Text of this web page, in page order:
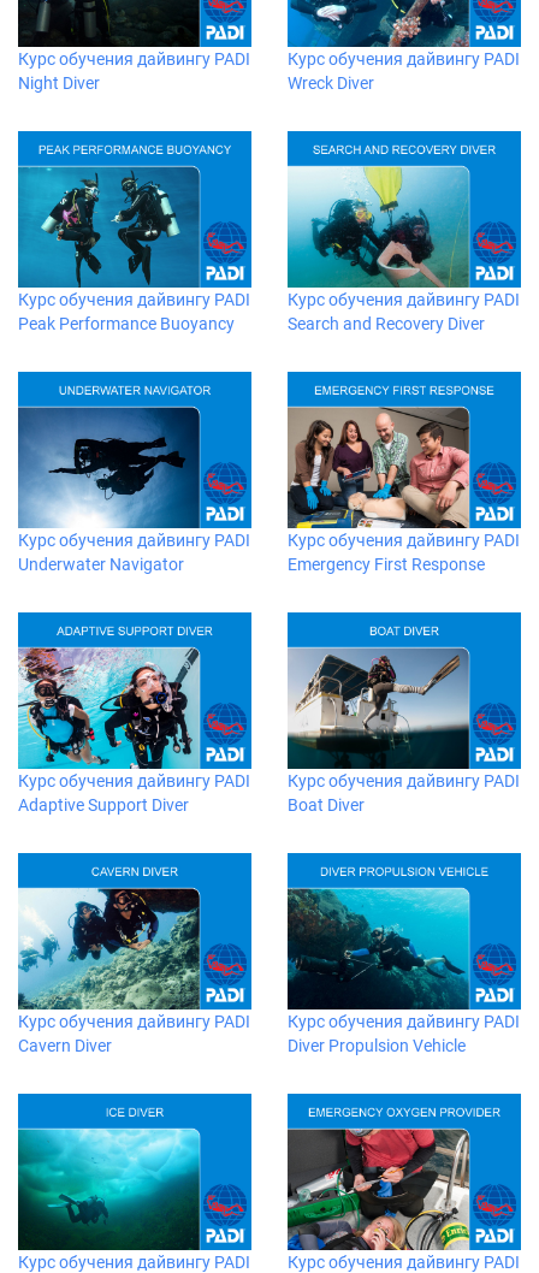
Курс обучения дайвингу PADI
Night Diver
Курс обучения дайвингу PADI
Wreck Diver
Курс обучения дайвингу PADI
Peak Performance Buoyancy
Курс обучения дайвингу PADI
Search and Recovery Diver
Курс обучения дайвингу PADI
Underwater Navigator
Курс обучения дайвингу PADI
Emergency First Response
Курс обучения дайвингу PADI
Adaptive Support Diver
Курс обучения дайвингу PADI
Boat Diver
Курс обучения дайвингу PADI
Cavern Diver
Курс обучения дайвингу PADI
Diver Propulsion Vehicle
Курс обучения дайвингу PADI Курс обучения дайвингу PADI